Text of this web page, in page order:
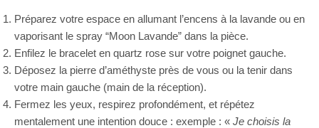
Préparez votre espace en allumant l’encens à la lavande ou en
vaporisant le spray “Moon Lavande” dans la pièce.
Enfilez le bracelet en quartz rose sur votre poignet gauche.
Déposez la pierre d’améthyste près de vous ou la tenir dans
votre main gauche (main de la réception).
Fermez les yeux, respirez profondément, et répétez
mentalement une intention douce : exemple : « Je choisis la